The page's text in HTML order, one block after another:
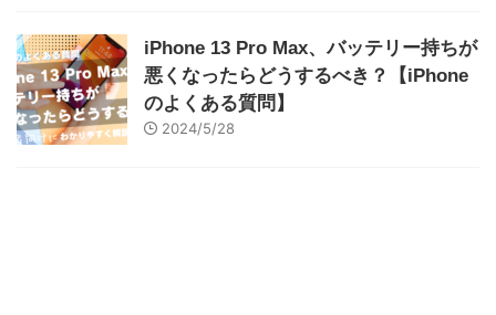
iPhone 13 Pro Max、バッテリー持ちが
悪くなったらどうするべき？【iPhone
のよくある質問】
2024/5/28